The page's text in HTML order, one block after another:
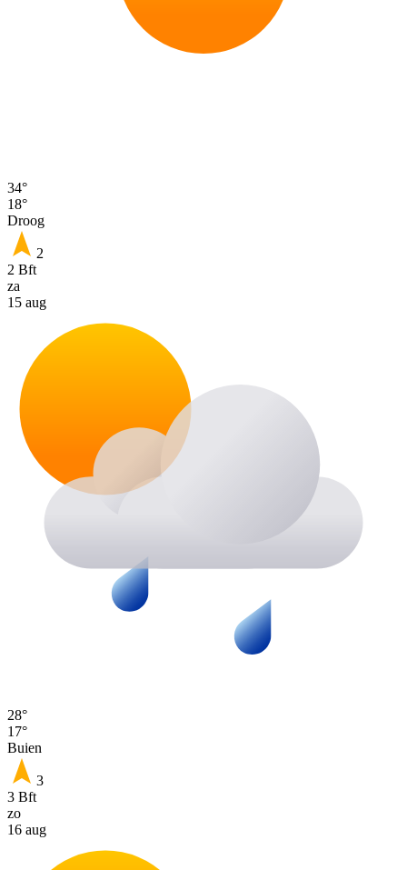
34°
18°
Droog
2
2 Bft
za
15 aug
28°
17°
Buien
3
3 Bft
zo
16 aug